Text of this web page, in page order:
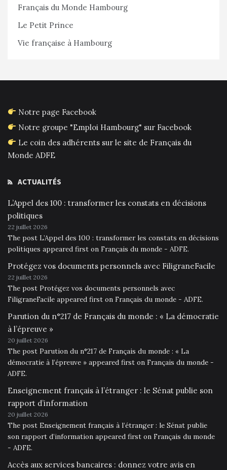
Français du Monde Hambourg
Le Petit Prince
Vie française à Hambourg
Notre page Facebook
Notre groupe "Emploi Hambourg" sur Facebook
Le coin des adhérents sur le site de Français du
Monde ADFE
ACTUALITÉS
L’Appel des 100 : transformer les constats en décisions
politiques
22 juillet 2026
The post L’Appel des 100 : transformer les constats en décisions
politiques appeared first on Français du monde - ADFE.
Protégez vos documents personnels avec FiligraneFacile
22 juillet 2026
The post Protégez vos documents personnels avec
FiligraneFacile appeared first on Français du monde - ADFE.
Parution du n°217 de Français du monde : « La démocratie
à l’épreuve »
20 juillet 2026
The post Parution du n°217 de Français du monde : « La
démocratie à l’épreuve » appeared first on Français du monde -
ADFE.
Enseignement français à l’étranger : le Sénat publie son
rapport d’information
20 juillet 2026
The post Enseignement français à l’étranger : le Sénat publie
son rapport d’information appeared first on Français du monde
- ADFE.
Accès aux services bancaires : donnez votre avis en